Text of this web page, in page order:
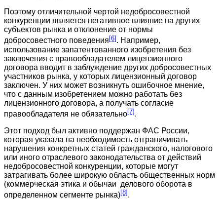
Поэтому отличительной чертой недобросовестной
конкуренции является негативное влияние на других
субъектов рынка и отклонение от нормы
добросовестного поведения[6]. Например,
использование запатентованного изобретения без
заключения с правообладателем лицензионного
договора вводит в заблуждение других добросовестных
участников рынка, у которых лицензионный договор
заключен. У них может возникнуть ошибочное мнение,
что с данным изобретением можно работать без
лицензионного договора, а получать согласие
правообладателя не обязательно[7].
Этот подход был активно поддержан ФАС России,
которая указала на необходимость отграничивать
нарушения конкретных статей гражданского, налогового
или иного отраслевого законодательства от действий
недобросовестной конкуренции, которые могут
затрагивать более широкую область общественных норм
(коммерческая этика и обычаи делового оборота в
определенном сегменте рынка)[8] .